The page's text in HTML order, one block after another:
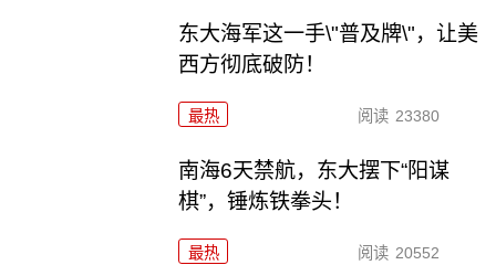
东大海军这一手\"普及牌\"，让美
西方彻底破防！
最热 阅读 23380
南海6天禁航，东大摆下“阳谋
棋”，锤炼铁拳头！
最热 阅读 20552